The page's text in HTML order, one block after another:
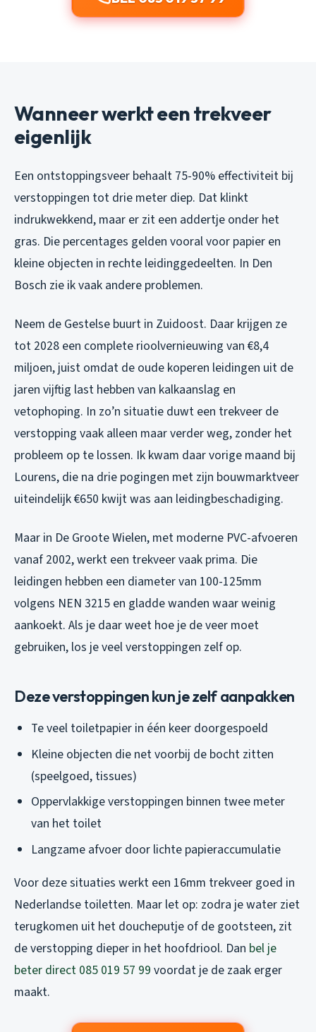
Wanneer werkt een trekveer
eigenlijk
Een ontstoppingsveer behaalt 75-90% effectiviteit bij
verstoppingen tot drie meter diep. Dat klinkt
indrukwekkend, maar er zit een addertje onder het
gras. Die percentages gelden vooral voor papier en
kleine objecten in rechte leidinggedeelten. In Den
Bosch zie ik vaak andere problemen.
Neem de Gestelse buurt in Zuidoost. Daar krijgen ze
tot 2028 een complete rioolvernieuwing van €8,4
miljoen, juist omdat de oude koperen leidingen uit de
jaren vijftig last hebben van kalkaanslag en
vetophoping. In zo’n situatie duwt een trekveer de
verstopping vaak alleen maar verder weg, zonder het
probleem op te lossen. Ik kwam daar vorige maand bij
Lourens, die na drie pogingen met zijn bouwmarktveer
uiteindelijk €650 kwijt was aan leidingbeschadiging.
Maar in De Groote Wielen, met moderne PVC-afvoeren
vanaf 2002, werkt een trekveer vaak prima. Die
leidingen hebben een diameter van 100-125mm
volgens NEN 3215 en gladde wanden waar weinig
aankoekt. Als je daar weet hoe je de veer moet
gebruiken, los je veel verstoppingen zelf op.
Deze verstoppingen kun je zelf aanpakken
Te veel toiletpapier in één keer doorgespoeld
Kleine objecten die net voorbij de bocht zitten
(speelgoed, tissues)
Oppervlakkige verstoppingen binnen twee meter
van het toilet
Langzame afvoer door lichte papieraccumulatie
Voor deze situaties werkt een 16mm trekveer goed in
Nederlandse toiletten. Maar let op: zodra je water ziet
terugkomen uit het doucheputje of de gootsteen, zit
de verstopping dieper in het hoofdriool. Dan bel je
beter direct 085 019 57 99 voordat je de zaak erger
maakt.